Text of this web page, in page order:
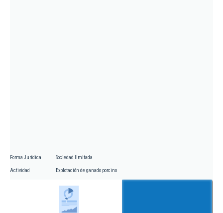
Forma Jurídica Sociedad limitada
Actividad Explotación de ganado porcino